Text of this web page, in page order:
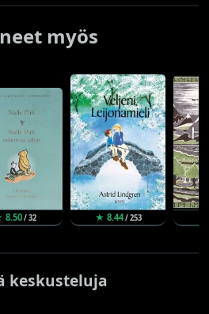
myös
8.50/ 32 ★ 8.44/ 253
keskusteluja